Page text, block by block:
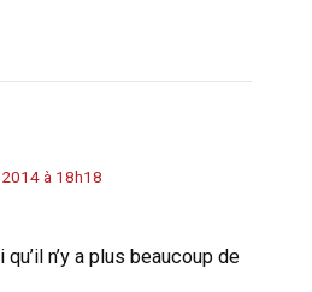
à 18h18
n’y a plus beaucoup de